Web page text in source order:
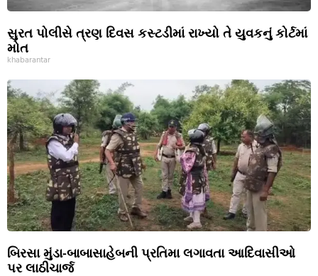
સુરત પોલીસે ત્રણ દિવસ કસ્ટડીમાં રાખ્યો તે યુવકનું કોર્ટમાં
મોત
khabarantar
બિરસા મુંડા-બાબાસાહેબની પ્રતિમા લગાવતા આદિવાસીઓ
પર લાઠીચાર્જ